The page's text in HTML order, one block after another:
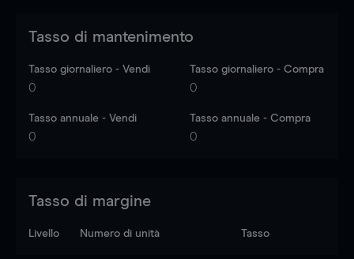
Tasso di mantenimento
Tasso giornaliero - Vendi
0
Tasso giornaliero - Compra
0
Tasso annuale - Vendi
0
Tasso annuale - Compra
0
Tasso di margine
Livello Numero di unità Tasso